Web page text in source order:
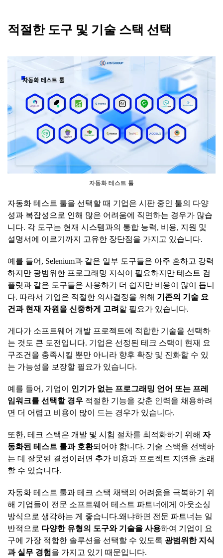
적절한 도구 및 기술 스택 선택
자동화 테스트 툴
자동화 테스트 툴을 선택할 때 기업은 시판 중인 툴의 다양
성과 복잡성으로 인해 많은 어려움에 직면하는 경우가 많습
니다. 각 도구는 현재 시스템과의 통합 능력, 비용, 지원 및
설명서에 이르기까지 고유한 장단점을 가지고 있습니다.
예를 들어, Selenium과 같은 일부 도구들은 아주 흔하고 강력
하지만 광범위한 프로그래밍 지식이 필요하지만 테스트 컴
플릿과 같은 도구들은 사용하기 더 쉽지만 비용이 많이 듭니
다. 따라서 기업은 적절한 의사결정을 위해 기존의 기술 요
건과 현재 자원을 신중하게 고려 할 필요가 있습니다.
게다가 소프트웨어 개발 프로젝트에 적합한 기술을 선택하
는 것도 큰 도전입니다. 기업은 선정된 테크 스택이 현재 요
구조건을 충족시킬 뿐만 아니라 향후 확장 및 진화할 수 있
는 가능성을 보장할 필요가 있습니다.
예를 들어, 기업이 인기가 없는 프로그래밍 언어 또는 프레
임워크를 선택할 경우 적절한 기능을 갖춘 인력을 채용하려
면 더 어렵고 비용이 많이 드는 경우가 있습니다.
또한, 테크 스택은 개발 및 시험 절차를 최적화하기 위해 자
동화된 테스트 툴과 호환되어야 합니다. 기술 스택을 선택하
는 데 잘못된 결정이러면 추가 비용과 프로젝트 지연을 초래
할 수 있습니다.
자동화 테스트 툴과 테크 스택 채택의 어려움을 극복하기 위
해 기업들이 전문 소프트웨어 테스트 파트너에게 아웃소싱
방식으로 생각하는 게 좋습니다.왜냐하면 전문 파트너는 일
반적으로 다양한 유형의 도구와 기술을 사용하여 기업이 요
구에 가장 적합한 솔루션을 선택할 수 있도록 광범위한 지식
과 실무 경험 을 가지고 있기 때문입니다.